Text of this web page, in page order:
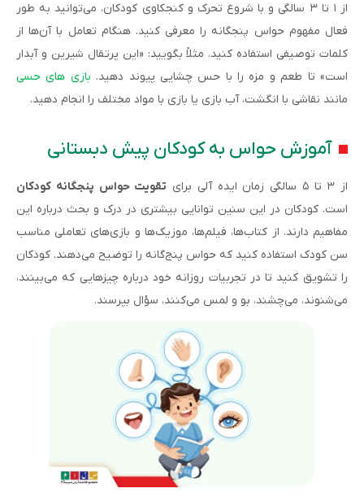
از ۱ تا ۳ سالگی و با شروع تحرک و کنجکاوی کودکان، می‌توانید به طور
فعال مفهوم حواس پنجگانه را معرفی کنید. هنگام تعامل با آن‌ها از
کلمات توصیفی استفاده کنید. مثلاً بگویید: «این پرتقال شیرین و آبدار
است» تا طعم و مزه را با حس چشایی پیوند دهید. بازی های حسی
مانند نقاشی با انگشت، آب بازی یا بازی با مواد مختلف را انجام دهید.
آموزش حواس به کودکان پیش دبستانی
از ۳ تا ۵ سالگی زمان ایده آلی برای
تقویت حواس پنجگانه کودکان
است. کودکان در این سنین توانایی بیشتری در درک و بحث درباره این
مفاهیم دارند. از کتاب‌ها، فیلم‌ها، موزیک‌ها و بازی‌های تعاملی مناسب
سن کودک استفاده کنید که حواس پنج‌گانه را توضیح می‌دهند. کودکان
را تشویق کنید تا در تجربیات روزانه خود درباره چیزهایی که می‌بینند،
می‌شنوند، می‌چشند، بو و لمس می‌کنند، سؤال بپرسند.